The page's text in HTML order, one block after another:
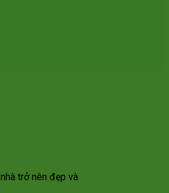
trở nên đẹp và